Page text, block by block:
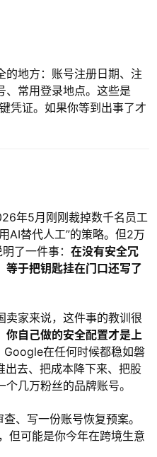
的地方：账号注册日期、注
、常用登录地点。这些是
凭证。如果你等到出事了才
年5月刚刚裁掉数千名员工
AI替代人工”的策略。但2万
了一件事： 在没有安全冗
等于把钥匙挂在门口还写了
卖家来说，这件事的教训很
你自己做的安全配置才是上
在任何时候都稳如磐
出去、把成本降下来、把股
几万粉丝的品牌账号。
、写一份账号恢复预案。
但可能是你今年在跨境生意